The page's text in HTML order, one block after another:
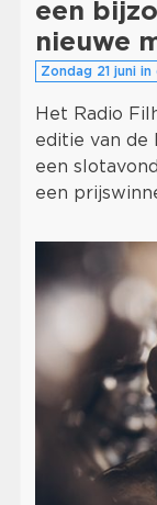
een
nieuwe
Zondag 21 juni
Het Radio
editie van de
een
een